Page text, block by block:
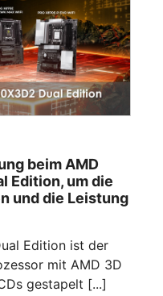
beim AMD
Edition, um die
und die Leistung
Edition ist der
mit AMD 3D
gestapelt [...]